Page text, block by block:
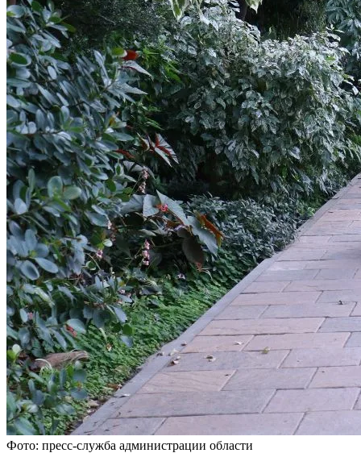
Фото: пресс-служба администрации области